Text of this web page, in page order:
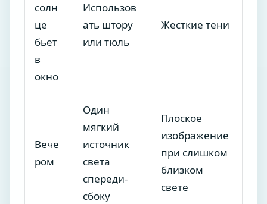
солн
це
бьет
в
окно
Использов
ать штору
или тюль
Жесткие тени
Вече
ром
Один
мягкий
источник
света
спереди-
сбоку
Плоское
изображение
при слишком
близком
свете